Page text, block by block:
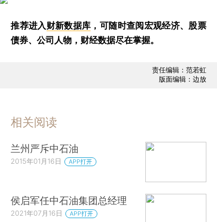
推荐进入财新数据库 ，可随时查阅宏观经济、股票
债券、公司人物，财经数据尽在掌握。
责任编辑：范若虹
版面编辑：边放
相关阅读
兰州严斥中石油
2015年01月16日 APP打开
侯启军任中石油集团总经理
2021年07月16日 APP打开